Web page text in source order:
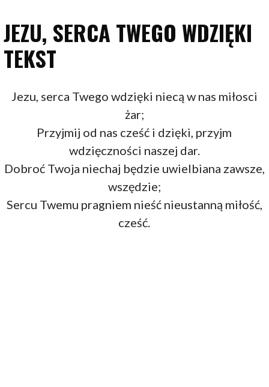
JEZU, SERCA TWEGO WDZIĘKI
TEKST
Jezu, serca Twego wdzięki niecą w nas miłosci
żar;
Przyjmij od nas cześć i dzięki, przyjm
wdzięczności naszej dar.
Dobroć Twoja niechaj będzie uwielbiana zawsze,
wszędzie;
Sercu Twemu pragniem nieść nieustanną miłość,
cześć.